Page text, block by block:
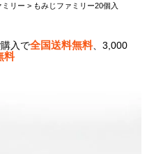
ミリー もみじファミリー20個入
入で全国送料無料、3,000
料